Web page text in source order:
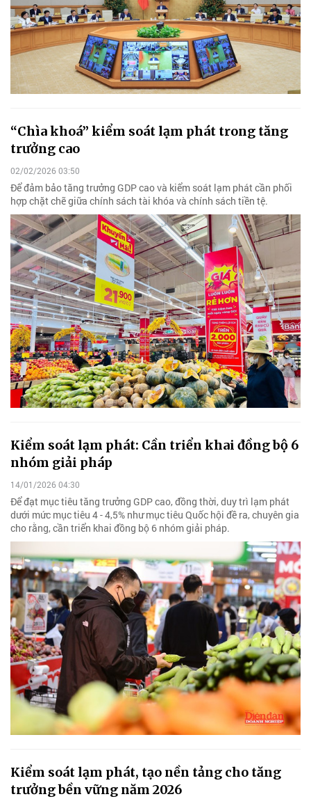
“Chìa khoá” kiểm soát lạm phát trong tăng
trưởng cao
02/02/2026 03:50
Để đảm bảo tăng trưởng GDP cao và kiểm soát lạm phát cần phối
hợp chặt chẽ giữa chính sách tài khóa và chính sách tiền tệ.
Kiểm soát lạm phát: Cần triển khai đồng bộ 6
nhóm giải pháp
14/01/2026 04:30
Để đạt mục tiêu tăng trưởng GDP cao, đồng thời, duy trì lạm phát
dưới mức mục tiêu 4 - 4,5% như mục tiêu Quốc hội đề ra, chuyên gia
cho rằng, cần triển khai đồng bộ 6 nhóm giải pháp.
Kiểm soát lạm phát, tạo nền tảng cho tăng
trưởng bền vững năm 2026